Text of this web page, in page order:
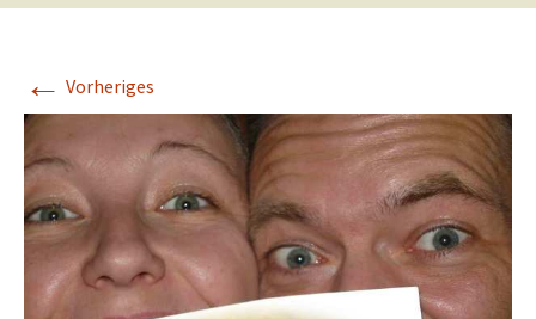
← Vorheriges